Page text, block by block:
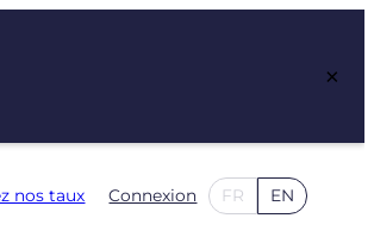
×
nos taux Connexion FR EN